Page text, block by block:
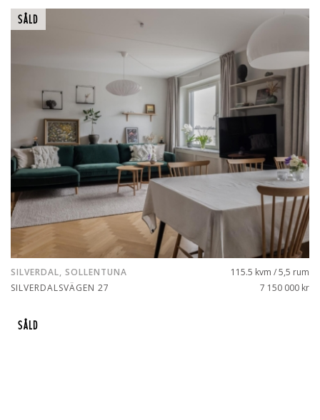
SÅLD
SILVERDAL, SOLLENTUNA
SILVERDALSVÄGEN 27
115.5 kvm / 5,5 rum
7 150 000 kr
SÅLD